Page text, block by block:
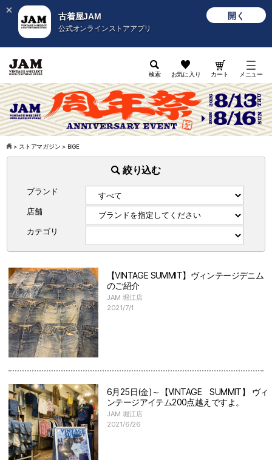
古着屋JAM
公式オンラインストアアプリ
開く
検索 お気に入り カート メニュー
> ストアマガジン > BIGE
絞り込む
ブランド
店舗
カテゴリ
【VINTAGE SUMMIT】ヴィンテージデニム
のご紹介
JAM 堀江店
2021/7/1
6月25日(金)～【VINTAGE SUMMIT】 ヴィ
ンテージアイテム200点越えですよ。
JAM 堀江店
2021/6/26